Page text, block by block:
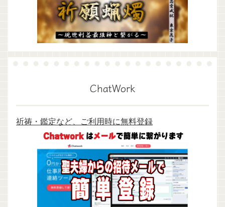
ChatWork
祈祷・鑑定など、ご利用時に無料登録